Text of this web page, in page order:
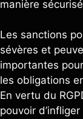
manière
Les sanctions
sévères et
importantes
les obligations
En vertu du
pouvoir